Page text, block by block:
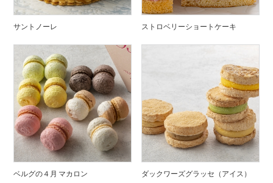
サントノーレ ストロベリーショートケーキ
ベルグの４月 マカロン ダックワーズグラッセ（アイス）